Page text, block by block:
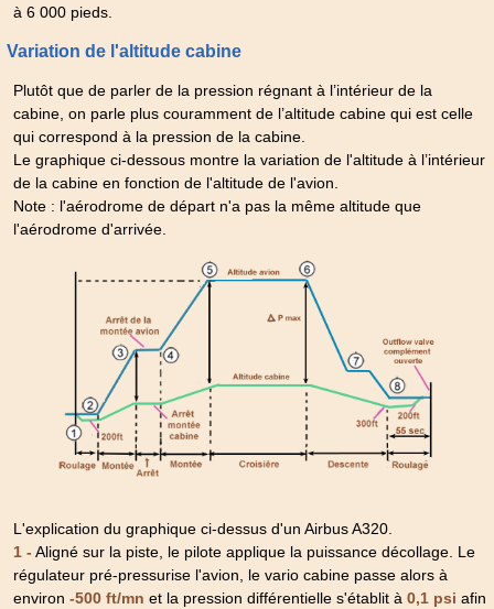
à 6 000 pieds.
Variation de l'altitude cabine
Plutôt que de parler de la pression régnant à l’intérieur de la
cabine, on parle plus couramment de l’altitude cabine qui est celle
qui correspond à la pression de la cabine.
Le graphique ci-dessous montre la variation de l'altitude à l’intérieur
de la cabine en fonction de l'altitude de l'avion.
Note : l'aérodrome de départ n'a pas la même altitude que
l'aérodrome d'arrivée.
L'explication du graphique ci-dessus d'un Airbus A320.
1 - Aligné sur la piste, le pilote applique la puissance décollage. Le
régulateur pré-pressurise l'avion, le vario cabine passe alors à
environ-500 ft/mn et la pression différentielle s'établit à0,1 psi afin